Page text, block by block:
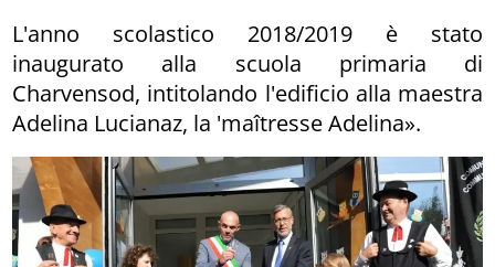
L'anno scolastico 2018/2019 è stato
inaugurato alla scuola primaria di
Charvensod, intitolando l'edificio alla maestra
Adelina Lucianaz, la 'maîtresse Adelina».